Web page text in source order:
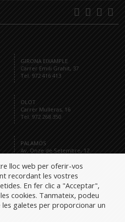
GIRONA EIXAMPLE
Carrer Emili Grahit, 37
Tel. 972 416 413
OLOT
Carrer Mulleras, 16
Tel. 972 268 350
PALAMÓS
Av. Onze de Setembre, 12
lloc web per oferir-vos
recordant les vostres
En fer clic a "Acceptar",
cookies. Tanmateix, podeu
galetes per proporcionar un